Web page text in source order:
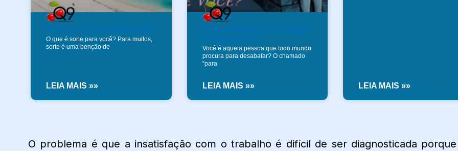
VOCÊ ESTÁ A 7S’s DO PARAÍSO
O que é sorte para você? Para muitos,
sorte é uma benção de
LEIA MAIS »»
QUANDO VOCÊ CUIDA, QUEM
CUIDA DE VOCÊ?
Você é aquela pessoa que todo mundo
procura para desabafar? O chamado
“para
LEIA MAIS »» LEIA MAIS »»
O problema é que a insatisfação com o trabalho é difícil de ser diagnosticada